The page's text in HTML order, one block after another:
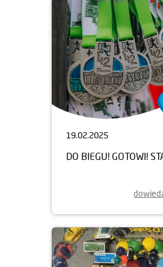
19.02.2025
DO BIEGU! GOTOWI!